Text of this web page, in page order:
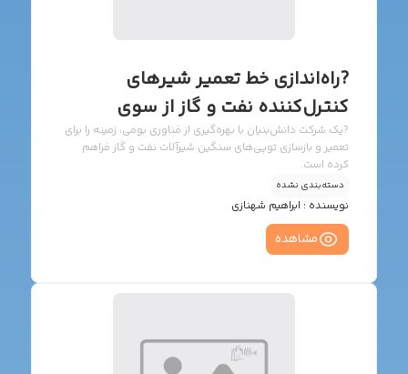
?️راه‌اندازی خط تعمیر شیر‌های
کنترل‌کننده نفت و گاز از سوی
دانش‌بنیان‌ها
?️یک شرکت دانش‌بنیان با بهره‌گیری از فناوری بومی، زمینه را برای
تعمیر و بازسازی توپی‌های سنگین شیرآلات نفت و گاز فراهم
کرده است.
دسته‌بندی نشده
نویسنده : ابراهیم شهنازی
مشاهده